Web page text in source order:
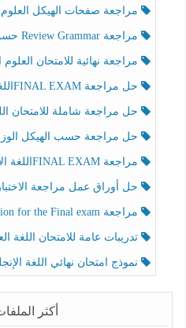
مراجعة صفحات الهيكل العلوم
مراجعة Review Grammar حسب الهيكل اللغة الإنجليزية الصف الخامس الفصل الثالث
مراجعة نهائية للامتحان العلوم
حل مراجعة FINAL EXAMاللغة الإنجليزية الصف الخامس الفصل الثالث
حل مراجعة شاملة للامتحان اللغة
حل مراجعة حسب الهيكل الوزاري العلوم
مراجعة FINAL EXAMاللغة الإنجليزية الصف الخامس الفصل الثالث
حل أوراق عمل مراجعة الاختبار النهائي
مراجعة Preparation for the Final exam اللغة الإنجليزية الصف الرابع الفصل الثالث
تدريبات عامة للامتحان اللغة
نموذج امتحان نهائي اللغة
أكثر